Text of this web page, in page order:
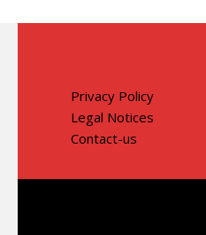
Privacy Policy
Legal Notices
Contact-us